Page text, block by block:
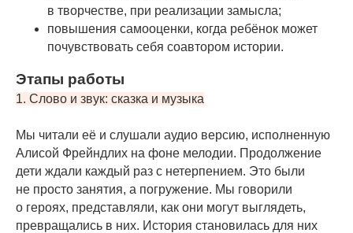
в творчестве, при реализации замысла;
повышения самооценки, когда ребёнок может
почувствовать себя соавтором истории.
Этапы работы
1. Слово и звук: сказка и музыка
Мы читали её и слушали аудио версию, исполненную
Алисой Фрейндлих на фоне мелодии. Продолжение
дети ждали каждый раз с нетерпением. Это были
не просто занятия, а погружение. Мы говорили
о героях, представляли, как они могут выглядеть,
превращались в них. История становилась для них